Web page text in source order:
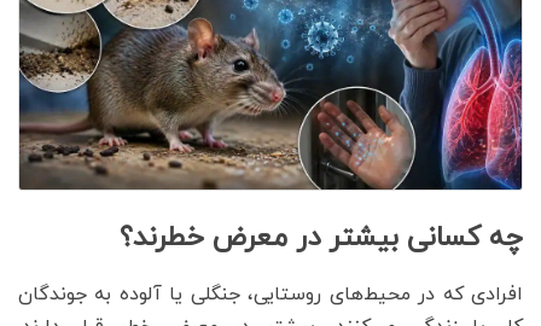
چه کسانی بیشتر در معرض خطرند؟
افرادی که در محیط‌های روستایی، جنگلی یا آلوده به جوندگان